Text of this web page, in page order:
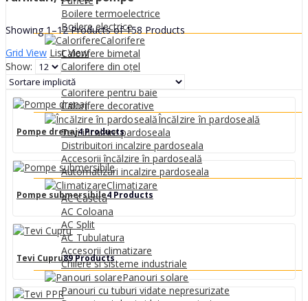
Boilere termoelectrice
Boilere electrice
Calorifere
Calorifere bimetal
Calorifere din oțel
Calorifere din Aluminiu
Calorifere pentru baie
Calorifere decorative
Încălzire în pardoseală
Tevi incalzire pardoseala
Distribuitori incalzire pardoseala
Accesorii încălzire în pardoseală
Automatizari incalzire pardoseala
Climatizare
AC Caseta
AC Coloana
AC Split
AC Tubulatura
Accesorii climatizare
Chilere si sisteme industriale
Panouri solare
Panouri cu tuburi vidate nepresurizate
Showing 1–12 Products of 158 Products
Grid View List View
Show:
Pompe drenaj4 Products
Pompe submersibile4 Products
Tevi Cupru89 Products